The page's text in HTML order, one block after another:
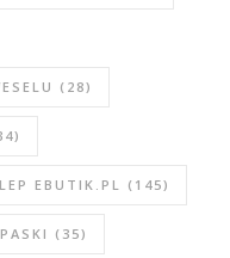
(28)
EBUTIK.PL (145)
(35)